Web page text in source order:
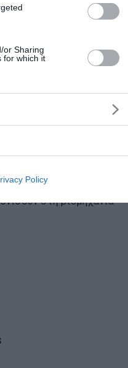
or Sharing
for which it
Policy
Ελλάδα, είναι γνωστό
μας, δεν έχει συνεπώς
είναι και η κύρια πηγή
εξυπηρετεί σίγουρα δε
απλά λόγια, οι
της ικανότητα, σε μια
αγορές.
στη βιομηχανία